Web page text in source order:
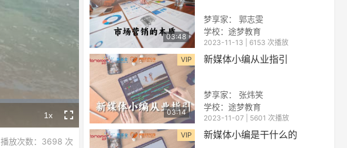
Playback
Rate
1x Fullscreen
播放次数：3698 次
03:48
梦享家： 郭志雯
学校：途梦教育
2023-11-13 | 6153 次播放
VIP
03:14
新媒体小编从业指引
梦享家： 张炜笑
学校：途梦教育
2023-11-07 | 5601 次播放
VIP
新媒体小编是干什么的